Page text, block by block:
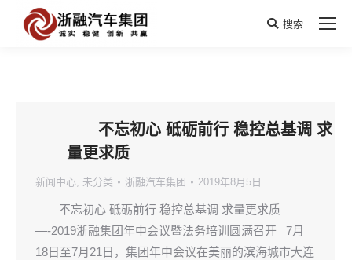
Search:
搜索
不忘初心 砥砺前行 稳控总基调 求
量更求质
新闻中心, 未分类 浙融汽车集团 2019年8月5日
不忘初心 砥砺前行 稳控总基调 求量更求质
—-2019浙融集团年中会议暨法务培训圆满召开 7月
18日至7月21日，集团年中会议在美丽的滨海城市大连